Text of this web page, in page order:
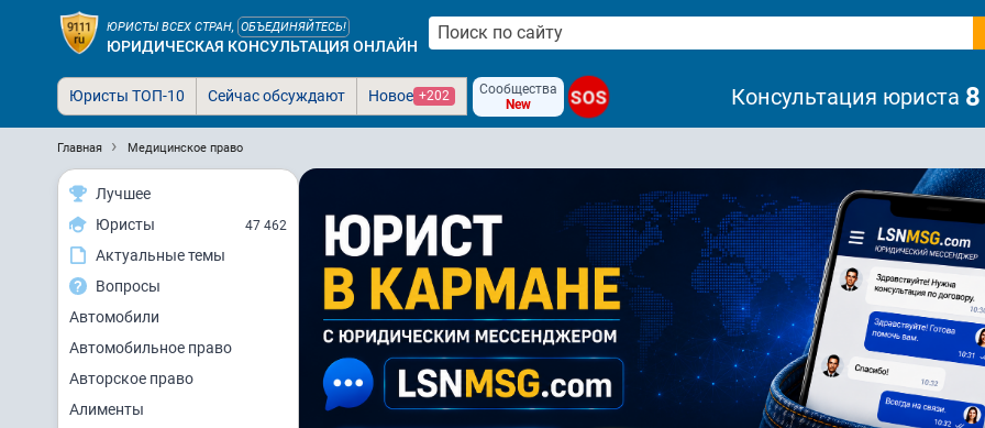
ЮРИСТЫ ВСЕХ СТРАН, ОБЪЕДИНЯЙТЕСЬ!
ЮРИДИЧЕСКАЯ КОНСУЛЬТАЦИЯ ОНЛАЙН
Юристы ТОП-10 Сейчас обсуждают Новое +202
Сообщества
New
SOS Консультация юриста
Главная Медицинское право
Лучшее
Юристы
47 462
Актуальные темы
Вопросы
Автомобили
Автомобильное право
Авторское право
Алименты